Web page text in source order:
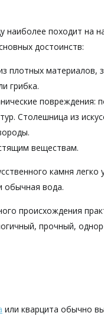
наиболее походит на
достоинств:
плотных материалов,
грибка.
повреждения:
Столешница из
веществам.
камня
обычная вода.
происхождения
прочный,
или кварцита обычно